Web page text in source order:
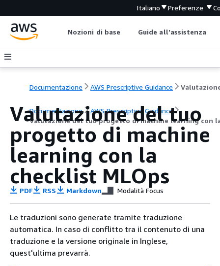
Italiano Preferenze
Nozioni di base Guide all'assistenza
Documentazione AWS Prescriptive Guidance
Documentazione
AWS Prescriptive Guidance
Valutazione del tuo progetto di machine learning con
Valutazione del tuo
progetto di machine
learning con la
checklist MLOps
PDF RSS Markdown Modalità Focus
Le traduzioni sono generate tramite traduzione
automatica. In caso di conflitto tra il contenuto di una
traduzione e la versione originale in Inglese,
quest'ultima prevarrà.